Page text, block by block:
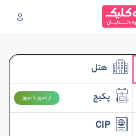
هتل
پکیج از امروز تا نوروز
CIP